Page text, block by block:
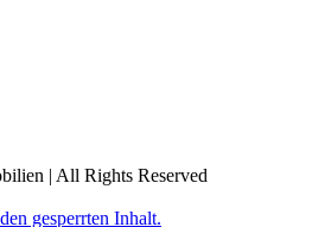
| All Rights Reserved
gesperrten Inhalt.